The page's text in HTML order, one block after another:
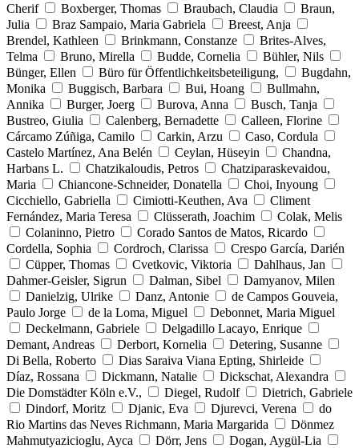
Cherif
Boxberger, Thomas Braubach, Claudia
Braun,
Julia
Braz Sampaio, Maria Gabriela
Breest, Anja
Brendel, Kathleen
Brinkmann, Constanze
Brites-Alves,
Telma
Bruno, Mirella Budde, Cornelia
Bühler, Nils
Bünger, Ellen
Büro für Öffentlichkeitsbeteiligung,
Bugdahn,
Monika
Buggisch, Barbara Bui, Hoang
Bullmahn,
Annika
Burger, Joerg Burova, Anna
Busch, Tanja
Bustreo, Giulia
Calenberg, Bernadette
Calleen, Florine
Cárcamo Zúñiga, Camilo
Carkin, Arzu
Caso, Cordula
Castelo Martínez, Ana Belén
Ceylan, Hüseyin
Chandna,
Harbans L.
Chatzikaloudis, Petros
Chatziparaskevaidou,
Maria
Chiancone-Schneider, Donatella
Choi, Inyoung
Cicchiello, Gabriella
Cimiotti-Keuthen, Ava
Climent
Fernández, Maria Teresa
Clüsserath, Joachim
Colak, Melis
Colaninno, Pietro
Corado Santos de Matos, Ricardo
Cordella, Sophia
Cordroch, Clarissa
Crespo García, Darién
Cüpper, Thomas
Cvetkovic, Viktoria
Dahlhaus, Jan
Dahmer-Geisler, Sigrun
Dalman, Sibel
Damyanov, Milen
Danielzig, Ulrike
Danz, Antonie
de Campos Gouveia,
Paulo Jorge
de la Loma, Miguel
Debonnet, Maria Miguel
Deckelmann, Gabriele
Delgadillo Lacayo, Enrique
Demant, Andreas
Derbort, Kornelia
Detering, Susanne
Di Bella, Roberto
Dias Saraiva Viana Epting, Shirleide
Díaz, Rossana
Dickmann, Natalie
Dickschat, Alexandra
Die Domstädter Köln e.V.,
Diegel, Rudolf
Dietrich, Gabriele
Dindorf, Moritz
Djanic, Eva Djurevci, Verena
do
Rio Martins das Neves Richmann, Maria Margarida
Dönmez
Mahmutyazicioglu, Ayca
Dörr, Jens
Dogan, Aygül-Lia